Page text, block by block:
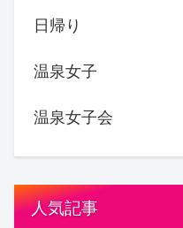
日帰り
温泉女子
温泉女子会
人気記事